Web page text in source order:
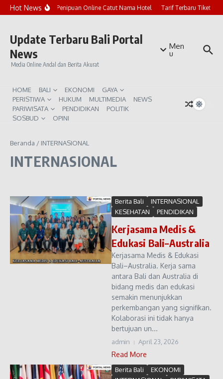
Lewati ke konten
Hot NewsMarak Penipuan Online Catut Nama Hotel Tarif Terbaru Tiket
Update Terbaru Bali Portal
News
Media Online Andal dan Berita Akurat
Men
u
HOME BALI EKONOMI
GAYA
PERISTIWA
HUKUM MULTIMEDIA
NEWS
PARIWISATA
PENDIDIKAN
POLITIK
SOSBUD
OPINI
Beranda / INTERNASIONAL
INTERNASIONAL
Berita Bali
INTERNASIONAL
KESEHATAN
PENDIDIKAN
Kerjasama Medis &
Edukasi Bali–Australia
Kerjasama Medis & Edukasi
Bali–Australia. Kerja sama
antara Bali dan Australia di
bidang medis dan edukasi
semakin menunjukkan
perkembangan yang signifikan.
Kolaborasi ini tidak hanya
bertujuan un...
admin April 23, 2026
Read More
Berita Bali
EKONOMI